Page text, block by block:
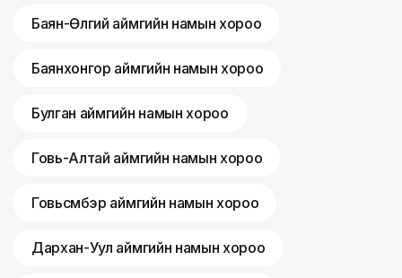
Баян-Өлгий аймгийн намын хороо
Баянхонгор аймгийн намын хороо
Булган аймгийн намын хороо
Говь-Алтай аймгийн намын хороо
Говьсүмбэр аймгийн намын хороо
Дархан-Уул аймгийн намын хороо